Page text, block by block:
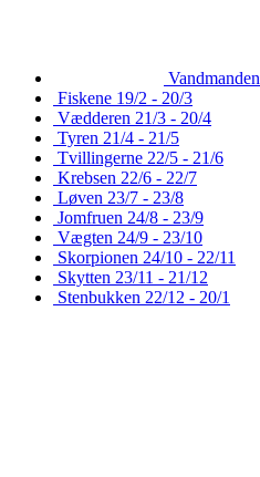
Vandmanden
Fiskene 19/2 - 20/3
Vædderen 21/3 - 20/4
Tyren 21/4 - 21/5
Tvillingerne 22/5 - 21/6
Krebsen 22/6 - 22/7
Løven 23/7 - 23/8
Jomfruen 24/8 - 23/9
Vægten 24/9 - 23/10
Skorpionen 24/10 - 22/11
Skytten 23/11 - 21/12
Stenbukken 22/12 - 20/1